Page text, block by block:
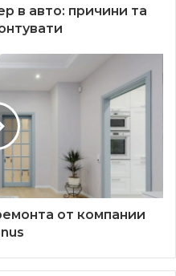
в авто: причини та
от компании